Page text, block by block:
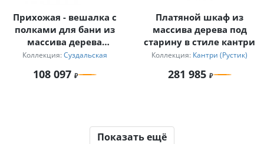
Прихожая - вешалка с
полками для бани из
массива дерева
«Суздальская»
Коллекция: Суздальская
108 097
Платяной шкаф из
массива дерева под
старину в стиле кантри
Коллекция: Кантри (Рустик)
281 985
Показать ещё